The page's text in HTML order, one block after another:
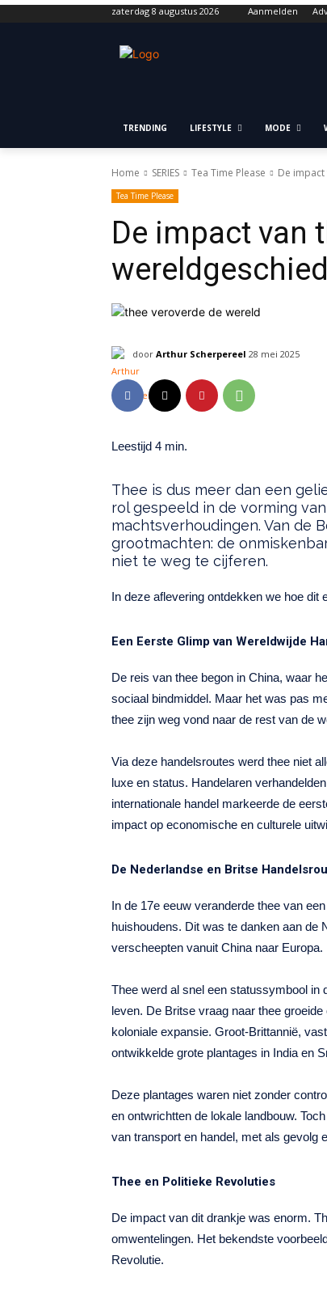
zaterdag 8 augustus 2026 Aanmelden
TRENDING LIFESTYLE MODE
Home SERIES Tea Time Please De
Tea Time Please
De impact van
door Arthur Scherpereel 28 mei 2025
Thee is dus meer dan een
rol gespeeld in de vorming
machtsverhoudingen. Van de
grootmachten: de
niet te weg te cijferen.
In deze aflevering ontdekken we hoe dit
Een Eerste Glimp van Wereldwijde
De reis van thee begon in China, waar
sociaal bindmiddel. Maar het was pas
thee zijn weg vond naar de rest van de
Via deze handelsroutes werd thee niet
luxe en status. Handelaren
internationale handel markeerde de
impact op economische en culturele
De Nederlandse en Britse
In de 17e eeuw veranderde thee van
huishoudens. Dit was te danken aan de
verscheepten vanuit China naar Europa.
Thee werd al snel een statussymbool in
leven. De Britse vraag naar thee
koloniale expansie. Groot-Brittannië,
ontwikkelde grote plantages in India en
Deze plantages waren niet zonder
en ontwrichtten de lokale landbouw.
van transport en handel, met als gevolg
Thee en Politieke Revoluties
De impact van dit drankje was enorm.
omwentelingen. Het bekendste
Revolutie.